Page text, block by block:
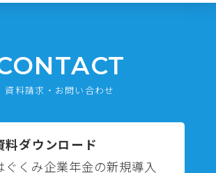
資料請求・お問い合わせ
料ダウンロード
ぐくみ企業年金の新規導入